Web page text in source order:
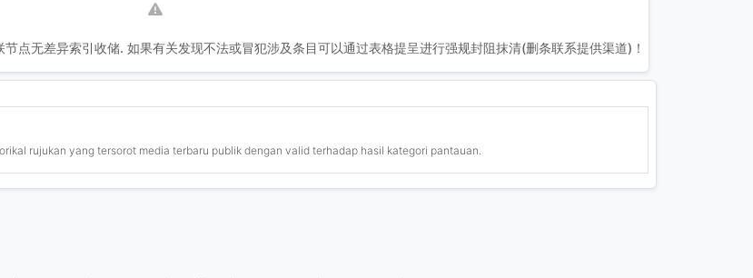
点无差异索引收储. 如果有关发现不法或冒犯涉及条目可以通过表格提呈进行强规封阻抹清(删条联系提供渠道)！
rujukan yang tersorot media terbaru publik dengan valid terhadap hasil kategori pantauan.